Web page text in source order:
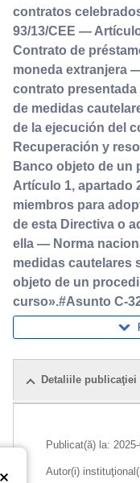
contratos
93/13/CEE —
Contrato de
moneda extranjera
contrato
de medidas
de la ejecución del
Recuperación y
Banco objeto de
Artículo 1, apartado
miembros para
de esta Directiva o
ella — Norma
medidas cautelares
objeto de un
curso».#Asunto C-
Detaliile publicaţiei
Publicat(ă) la:
Autor(i)